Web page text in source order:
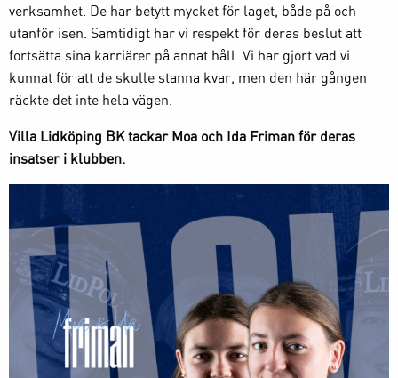
verksamhet. De har betytt mycket för laget, både på och
utanför isen. Samtidigt har vi respekt för deras beslut att
fortsätta sina karriärer på annat håll. Vi har gjort vad vi
kunnat för att de skulle stanna kvar, men den här gången
räckte det inte hela vägen.
Villa Lidköping BK tackar Moa och Ida Friman för deras
insatser i klubben.